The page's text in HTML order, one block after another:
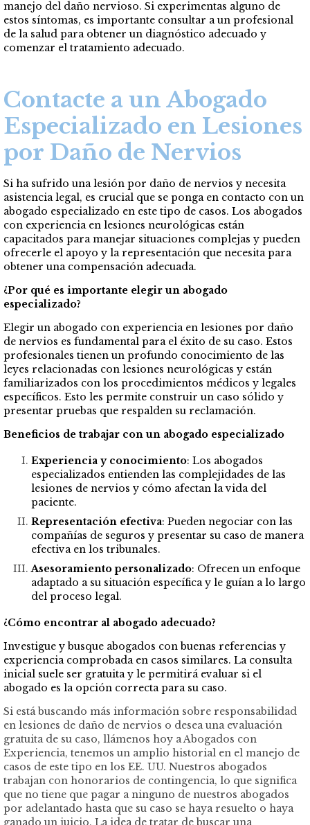
manejo del daño nervioso. Si experimentas alguno de
estos síntomas, es importante consultar a un profesional
de la salud para obtener un diagnóstico adecuado y
comenzar el tratamiento adecuado.
Contacte a un Abogado
Especializado en Lesiones
por Daño de Nervios
Si ha sufrido una lesión por daño de nervios y necesita
asistencia legal, es crucial que se ponga en contacto con un
abogado especializado en este tipo de casos. Los abogados
con experiencia en lesiones neurológicas están
capacitados para manejar situaciones complejas y pueden
ofrecerle el apoyo y la representación que necesita para
obtener una compensación adecuada.
¿Por qué es importante elegir un abogado
especializado?
Elegir un abogado con experiencia en lesiones por daño
de nervios es fundamental para el éxito de su caso. Estos
profesionales tienen un profundo conocimiento de las
leyes relacionadas con lesiones neurológicas y están
familiarizados con los procedimientos médicos y legales
específicos. Esto les permite construir un caso sólido y
presentar pruebas que respalden su reclamación.
Beneficios de trabajar con un abogado especializado
Experiencia y conocimiento: Los abogados
especializados entienden las complejidades de las
lesiones de nervios y cómo afectan la vida del
paciente.
Representación efectiva: Pueden negociar con las
compañías de seguros y presentar su caso de manera
efectiva en los tribunales.
Asesoramiento personalizado: Ofrecen un enfoque
adaptado a su situación específica y le guían a lo largo
del proceso legal.
¿Cómo encontrar al abogado adecuado?
Investigue y busque abogados con buenas referencias y
experiencia comprobada en casos similares. La consulta
inicial suele ser gratuita y le permitirá evaluar si el
abogado es la opción correcta para su caso.
Si está buscando más información sobre responsabilidad
en lesiones de daño de nervios o desea una evaluación
gratuita de su caso, llámenos hoy a Abogados con
Experiencia, tenemos un amplio historial en el manejo de
casos de este tipo en los EE. UU. Nuestros abogados
trabajan con honorarios de contingencia, lo que significa
que no tiene que pagar a ninguno de nuestros abogados
por adelantado hasta que su caso se haya resuelto o haya
ganado un juicio. La idea de tratar de buscar una